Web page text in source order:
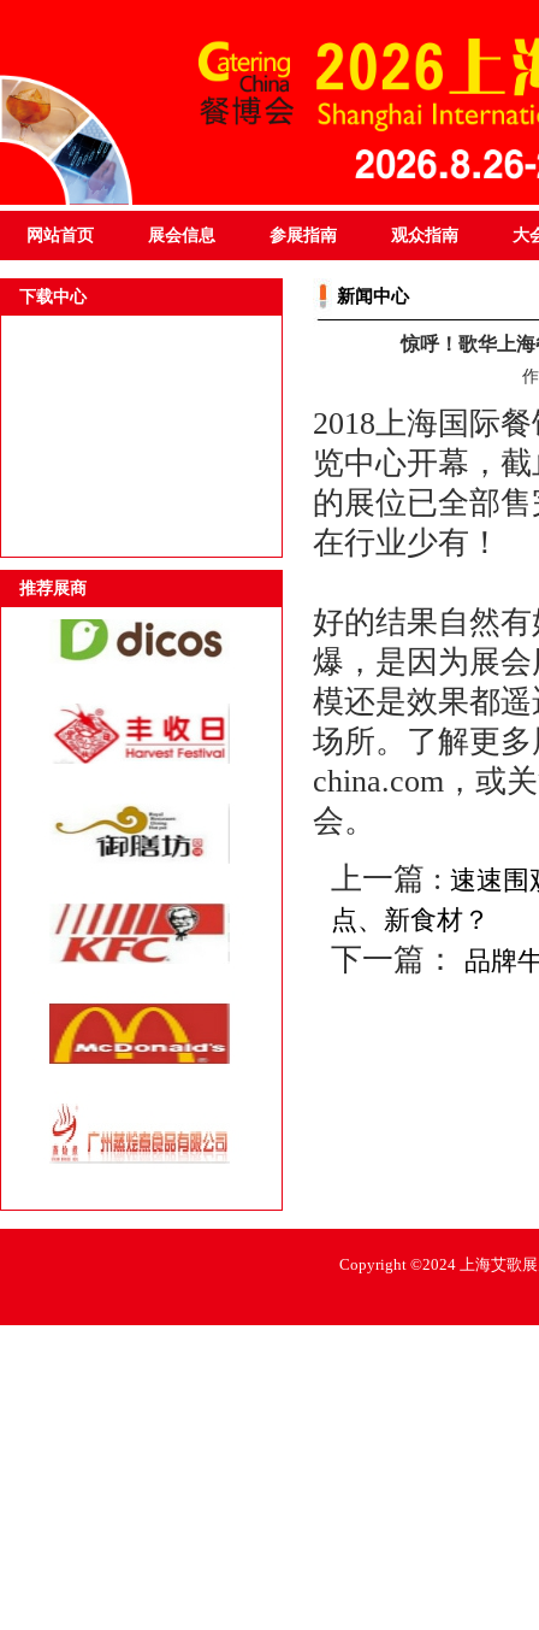
网站首页 展会信息 参展指南 观众指南 大
下载中心
推荐展商
新闻中心
惊呼！歌华上
2018上海国际
览中心开幕，
的展位已全部
在行业少有！
好的结果自然
爆，是因为展
模还是效果都
场所。了解更
china.com，或
会。
上一篇 : 速速围
点、新食材？
下一篇： 品牌
Copyright ©2024 上海艾歌